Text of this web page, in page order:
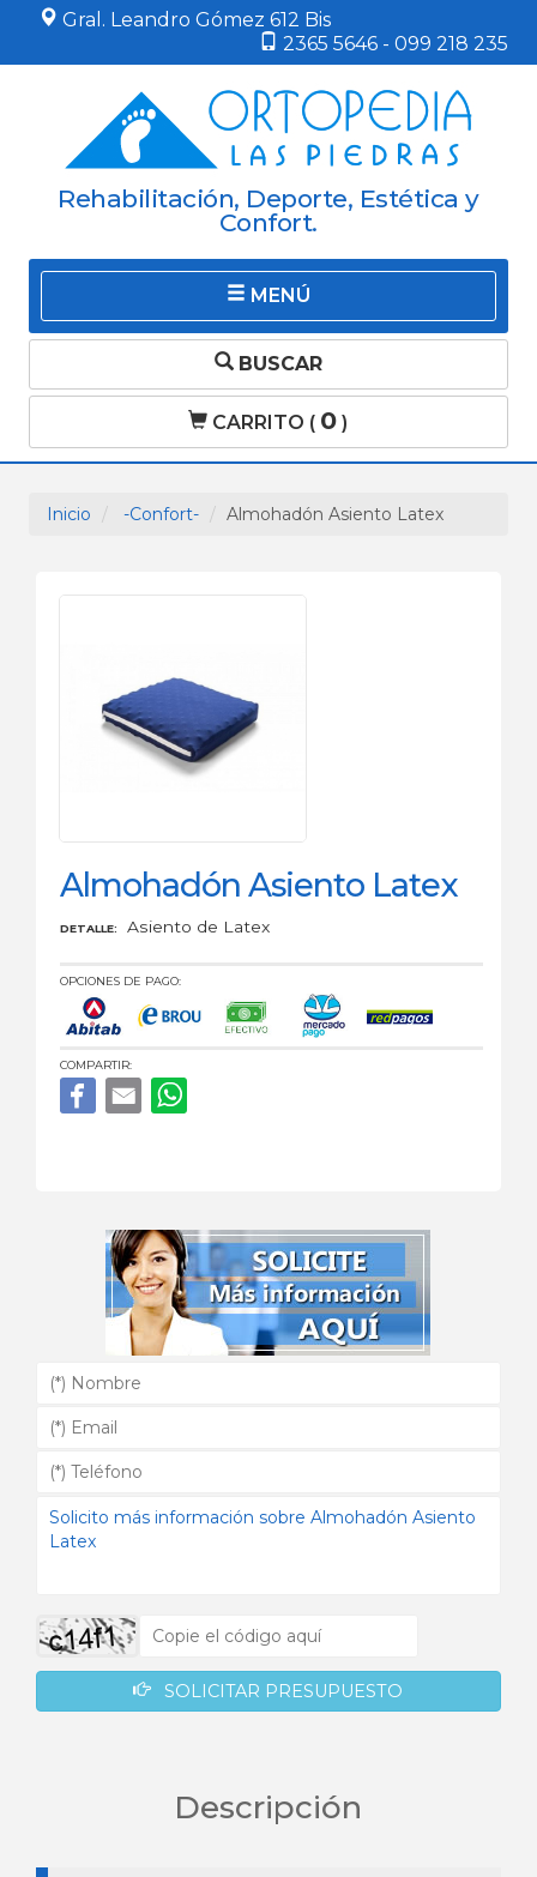
Gral. Leandro Gómez 612 Bis
2365 5646 - 099 218 235
Rehabilitación, Deporte, Estética y
Confort.
MENÚ
BUSCAR
CARRITO ( 0 )
Inicio -Confort- Almohadón Asiento Latex
Almohadón Asiento Latex
DETALLE: Asiento de Latex
OPCIONES DE PAGO:
COMPARTIR:
SOLICITAR PRESUPUESTO
Descripción